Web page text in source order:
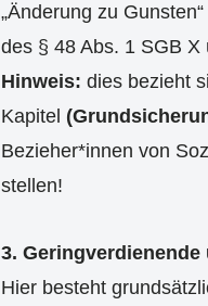
„Änderung zu
des § 48 Abs. 1 SGB
Hinweis: dies bezieht
Kapitel
Bezieher*innen von
stellen!
3.
Hier besteht